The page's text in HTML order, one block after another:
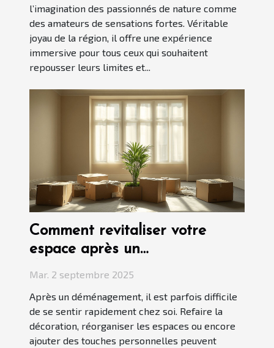
l’imagination des passionnés de nature comme
des amateurs de sensations fortes. Véritable
joyau de la région, il offre une expérience
immersive pour tous ceux qui souhaitent
repousser leurs limites et...
Comment revitaliser votre
espace après un
Mar. 2 septembre 2025
Après un déménagement, il est parfois difficile
de se sentir rapidement chez soi. Refaire la
décoration, réorganiser les espaces ou encore
ajouter des touches personnelles peuvent